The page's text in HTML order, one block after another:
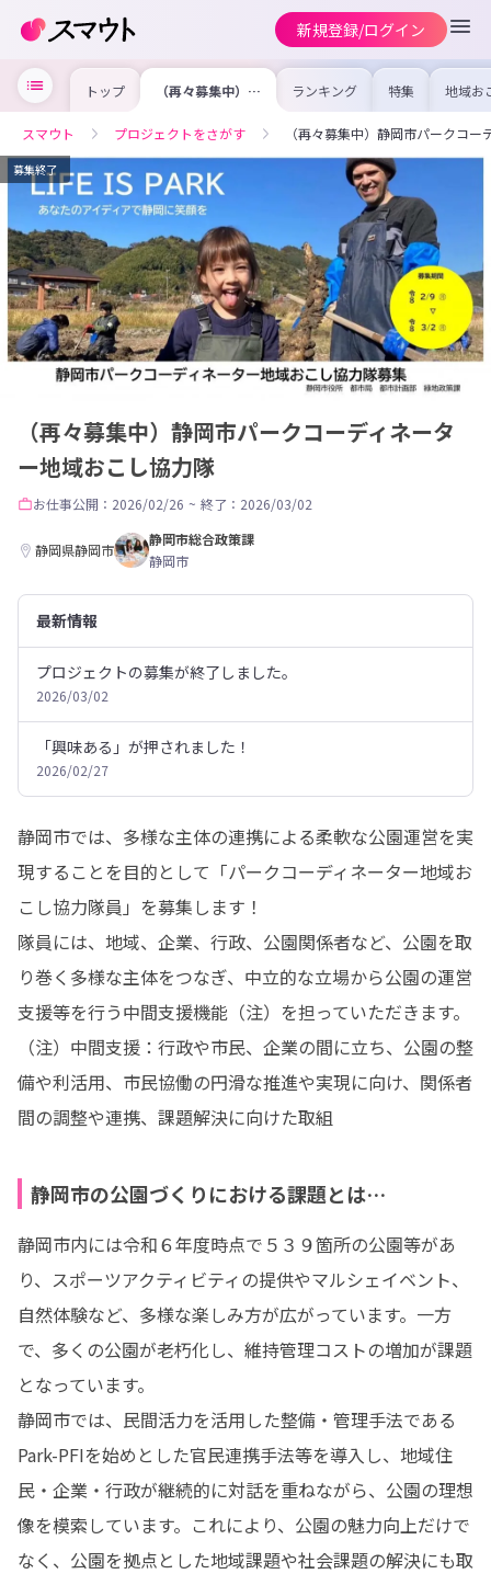
新規登録/ログイン
トップ （再々募集中）静
岡市パークコーデ
こし協力隊
ランキング 特集 地域お
の求
を集め
事内容
を比較
合った
スマウト プロジェクトをさがす （再々募集中）静岡市パークコ
募集終了
（再々募集中）静岡市パークコーディネータ
ー地域おこし協力隊
お仕事公開：2026/02/26 ~ 終了：2026/03/02
静岡県静岡市
静岡市総合政策課
静岡市
最新情報
プロジェクトの募集が終了しました。
2026/03/02
「興味ある」が押されました！
2026/02/27
静岡市では、多様な主体の連携による柔軟な公園運営を実
現することを目的として「パークコーディネーター地域お
こし協力隊員」を募集します！
隊員には、地域、企業、行政、公園関係者など、公園を取
り巻く多様な主体をつなぎ、中立的な立場から公園の運営
支援等を行う中間支援機能（注）を担っていただきます。
（注）中間支援：行政や市民、企業の間に立ち、公園の整
備や利活用、市民協働の円滑な推進や実現に向け、関係者
間の調整や連携、課題解決に向けた取組
静岡市の公園づくりにおける課題とは…
静岡市内には令和６年度時点で５３９箇所の公園等があ
り、スポーツアクティビティの提供やマルシェイベント、
自然体験など、多様な楽しみ方が広がっています。一方
で、多くの公園が老朽化し、維持管理コストの増加が課題
となっています。
静岡市では、民間活力を活用した整備・管理手法である
Park-PFIを始めとした官民連携手法等を導入し、地域住
民・企業・行政が継続的に対話を重ねながら、公園の理想
像を模索しています。これにより、公園の魅力向上だけで
なく、公園を拠点とした地域課題や社会課題の解決にも取